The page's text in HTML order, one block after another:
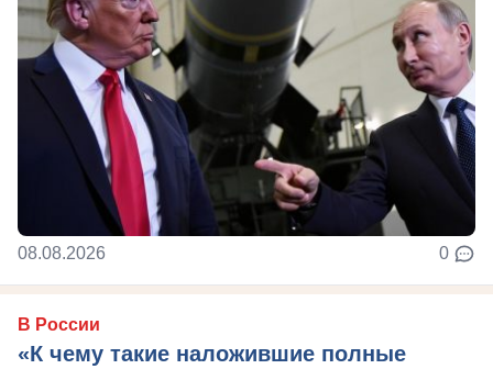
08.08.2026 0
В России
«К чему такие наложившие полные